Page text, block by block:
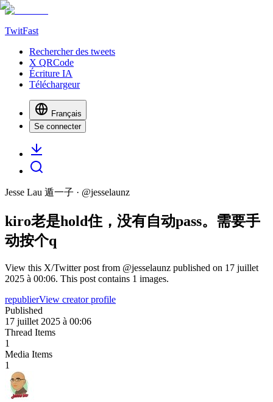
TwitFast
Rechercher des tweets
X QRCode
Écriture IA
Téléchargeur
Français
Se connecter
Jesse Lau 遁一子 · @jesselaunz
kiro老是hold住，没有自动pass。需要手
动按个q
View this X/Twitter post from @jesselaunz published on 17 juillet
2025 à 00:06. This post contains 1 images.
republierView creator profile
Published
17 juillet 2025 à 00:06
Thread Items
1
Media Items
1